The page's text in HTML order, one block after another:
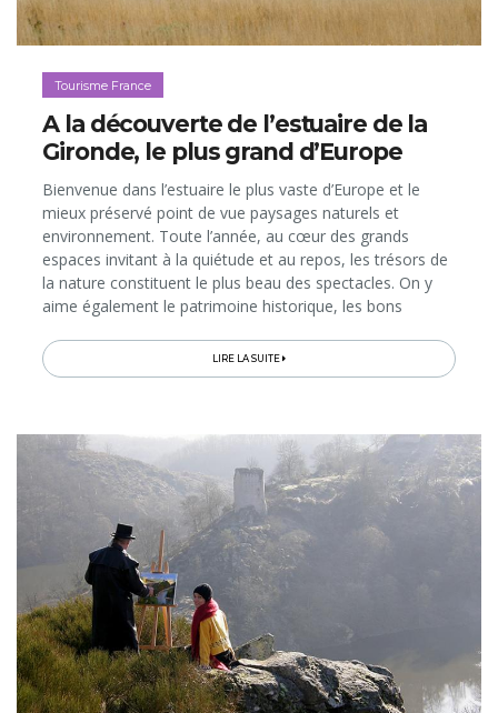
Tourisme France
A la découverte de l’estuaire de la
Gironde, le plus grand d’Europe
Bienvenue dans l’estuaire le plus vaste d’Europe et le
mieux préservé point de vue paysages naturels et
environnement. Toute l’année, au cœur des grands
espaces invitant à la quiétude et au repos, les trésors de
la nature constituent le plus beau des spectacles. On y
aime également le patrimoine historique, les bons
d’activités à pratiquer...
LIRE LA SUITE